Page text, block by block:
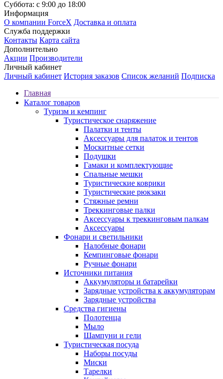
Суббота: с 9:00 до 18:00
Информация
О компании ForceX Доставка и оплата
Служба поддержки
Контакты Карта сайта
Дополнительно
Акции Производители
Личный кабинет
Личный кабинет История заказов Список желаний Подписка
Главная
Каталог товаров
Туризм и кемпинг
Туристическое снаряжение
Палатки и тенты
Аксессуары для палаток и тентов
Москитные сетки
Подушки
Гамаки и комплектующие
Спальные мешки
Туристические коврики
Туристические рюкзаки
Стяжные ремни
Треккинговые палки
Аксессуары к треккинговым палкам
Аксессуары
Фонари и светильники
Налобные фонари
Кемпинговые фонари
Ручные фонари
Источники питания
Аккумуляторы и батарейки
Зарядные устройства к аккумуляторам
Зарядные устройства
Средства гигиены
Полотенца
Мыло
Шампуни и гели
Туристическая посуда
Наборы посуды
Миски
Тарелки